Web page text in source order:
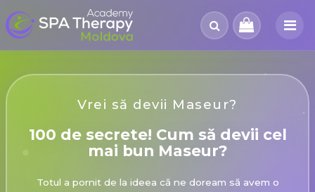
Vrei să devii Maseur?
100 de secrete! Cum să devii cel
mai bun Maseur?
Totul a pornit de la ideea că ne doream să avem o